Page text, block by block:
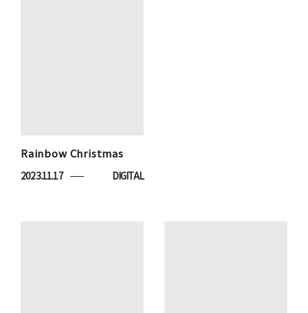
Rainbow Christmas
2023.11.17 DIGITAL